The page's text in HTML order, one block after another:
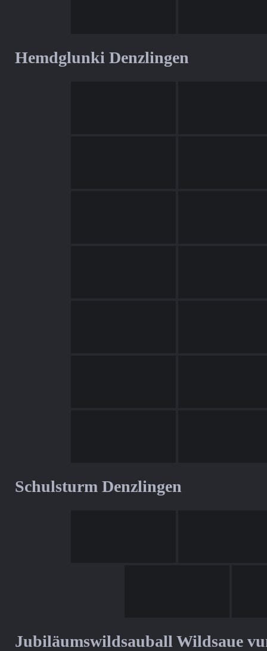
Hemdglunki Denzlingen
Schulsturm Denzlingen
Jubiläumswildsauball Wildsaue